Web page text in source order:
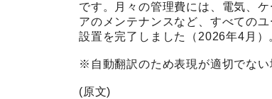
です。月々の管理費には、電気、
アのメンテナンスなど、すべての
設置を完了しました（2026年4月）
※自動翻訳のため表現が適切でない
(原文)